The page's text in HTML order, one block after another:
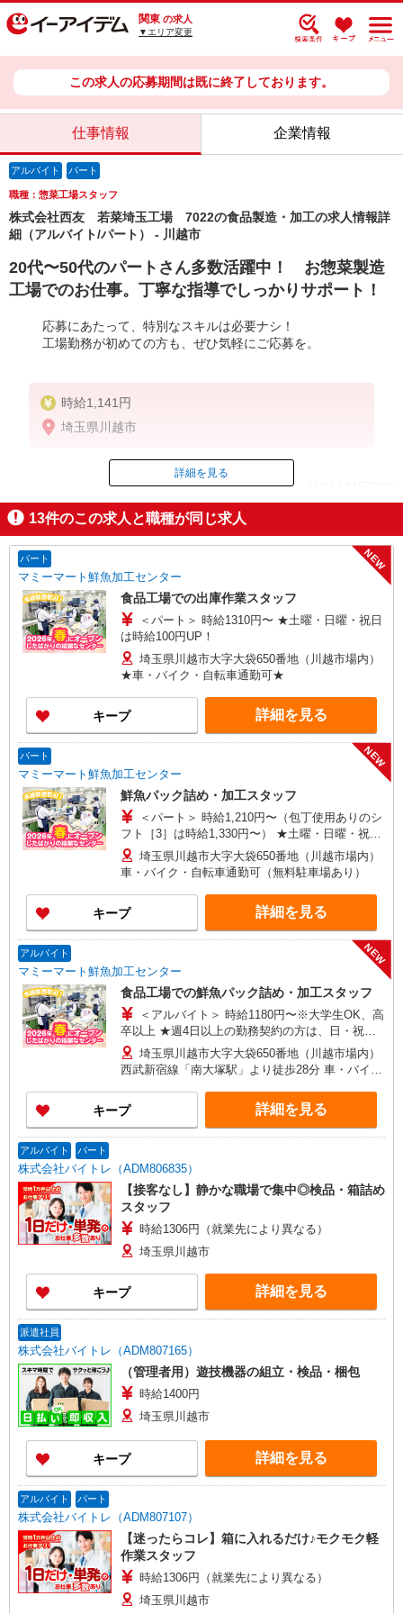
関東 の求人
▼エリア変更
この求人の応募期間は既に終了しております。
仕事情報 企業情報
アルバイト パート
職種：惣菜工場スタッフ
株式会社西友 若菜埼玉工場 7022の食品製造・加工の求人情報詳
細（アルバイト/パート） - 川越市
20代〜50代のパートさん多数活躍中！ お惣菜製造
工場でのお仕事。丁寧な指導でしっかりサポート！
応募にあたって、特別なスキルは必要ナシ！
工場勤務が初めての方も、ぜひ気軽にご応募を。
時給1,141円
埼玉県川越市
ID：AE0513157298
掲載期間終了
詳細を見る
13件のこの求人と職種が同じ求人
パート
マミーマート鮮魚加工センター
NEW
食品工場での出庫作業スタッフ
＜パート＞ 時給1310円〜 ★土曜・日曜・祝日
は時給100円UP！
埼玉県川越市大字大袋650番地（川越市場内）
★車・バイク・自転車通勤可★
キープ 詳細を見る
パート
マミーマート鮮魚加工センター
NEW
鮮魚パック詰め・加工スタッフ
＜パート＞ 時給1,210円〜（包丁使用ありのシ
フト［3］は時給1,330円〜） ★土曜・日曜・祝日
は時給100円UP！
埼玉県川越市大字大袋650番地（川越市場内）
車・バイク・自転車通勤可（無料駐車場あり）
キープ 詳細を見る
アルバイト
マミーマート鮮魚加工センター
NEW
食品工場での鮮魚パック詰め・加工スタッフ
＜アルバイト＞ 時給1180円〜※大学生OK、高
卒以上 ★週4日以上の勤務契約の方は、日・祝日
は時給100円UP！
埼玉県川越市大字大袋650番地（川越市場内）
西武新宿線「南大塚駅」より徒歩28分 車・バイ
キープ 詳細を見る
アルバイト パート
株式会社バイトレ（ADM806835）
【接客なし】静かな職場で集中◎検品・箱詰め
スタッフ
時給1306円（就業先により異なる）
埼玉県川越市
キープ 詳細を見る
派遣社員
株式会社バイトレ（ADM807165）
（管理者用）遊技機器の組立・検品・梱包
時給1400円
埼玉県川越市
キープ 詳細を見る
アルバイト パート
株式会社バイトレ（ADM807107）
【迷ったらコレ】箱に入れるだけ♪モクモク軽
作業スタッフ
時給1306円（就業先により異なる）
埼玉県川越市